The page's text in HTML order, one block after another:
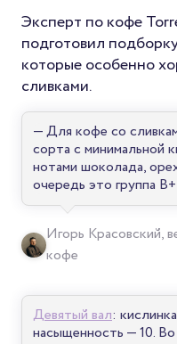
Эксперт по кофе
подготовил
которые особенно
сливками.
— Для кофе со
сорта с минимальной
нотами шоколада,
очередь это группа
Игорь Красовский,
кофе
Девятый вал:
насыщенность — 10.